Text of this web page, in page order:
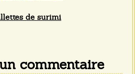
de surimi
commentaire